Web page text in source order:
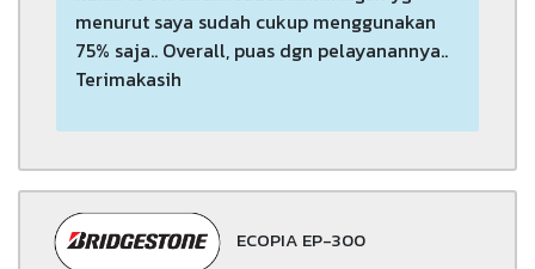
menurut saya sudah cukup menggunakan
75% saja.. Overall, puas dgn pelayanannya..
Terimakasih
ECOPIA EP-300